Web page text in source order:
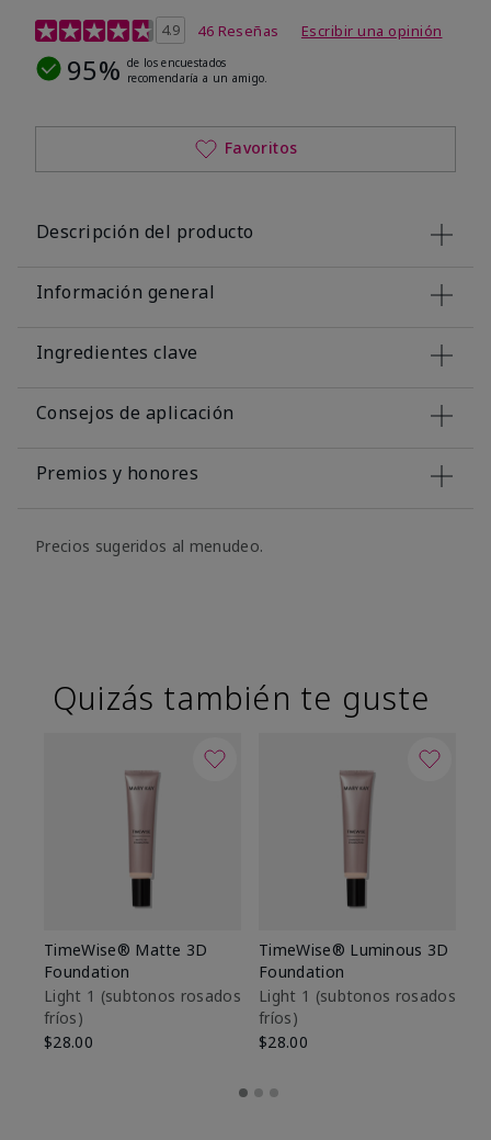
Calificación de clientes de 4,9 de 5
4.9 46 Reseñas Escribir una opinión
95% de los encuestados
recomendaría a un amigo.
Favoritos
Descripción del producto
Información general
Ingredientes clave
Consejos de aplicación
Premios y honores
Precios sugeridos al menudeo.
Quizás también te guste
TimeWise® Matte 3D
Foundation
Light 1​ (subtonos rosados
fríos)
$28.00
TimeWise® Luminous 3D
Foundation
Light 1​ (subtonos rosados
fríos)
$28.00